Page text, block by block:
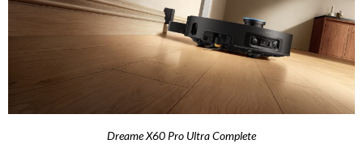
Dreame X60 Pro Ultra Complete